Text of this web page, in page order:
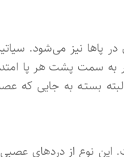
نیز می‌شود.
سمت پشت هر پا
بستـه به جایی که
نوع از دردهای عصبی